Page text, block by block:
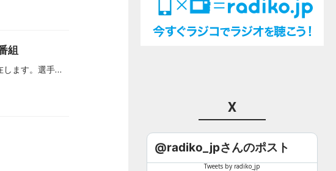
組
全国各地のラジオ局には、元プロ野球選手がレギュラー出演する番組も数多く存在します。選手時代の経験や知識を活かしたコーナー、個人のキャラクターを前面に押し出した番組などさまざまです。今回は、文化放送『岩本勉のまいどスポーツ』やbayfm78『The BAY☆LINE』といった、元プロ野球選手がメインパーソナリティを務める番組をご紹介します。
X
@radiko_jpさんのポスト
Tweets by radiko_jp